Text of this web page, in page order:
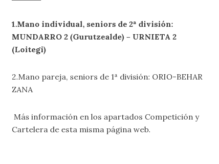
1.Mano individual, seniors de 2ª división:
MUNDARRO 2 (Gurutzealde) – URNIETA 2
(Loitegi)
2.Mano pareja, seniors de 1ª división: ORIO-BEHAR
ZANA
Más información en los apartados Competición y
Cartelera de esta misma página web.